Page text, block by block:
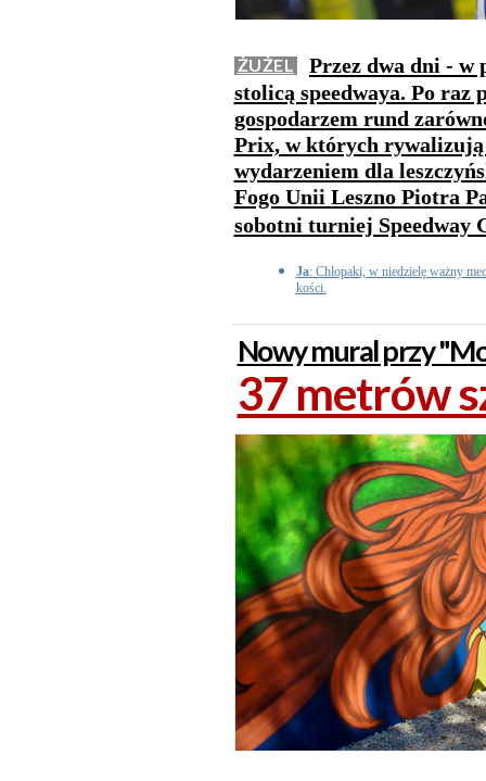
ŻUŻEL
Przez dwa dni - w
stolicą speedwaya. Po
gospodarzem rund
Prix, w których rywalizują
wydarzeniem dla
Fogo Unii Leszno Piotra
sobotni turniej Speedway
Ja: Chłopaki, w niedzielę ważny
kości.
Nowy mural przy
37 metrów